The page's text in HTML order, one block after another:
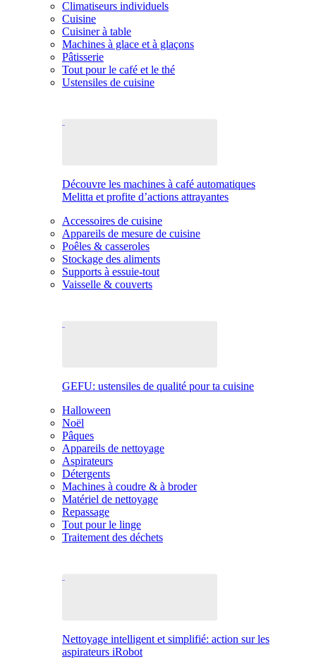
Climatiseurs individuels
Cuisine
Cuisiner à table
Machines à glace et à glaçons
Pâtisserie
Tout pour le café et le thé
Ustensiles de cuisine
Découvre les machines à café automatiques
Melitta et profite d’actions attrayantes
Accessoires de cuisine
Appareils de mesure de cuisine
Poêles & casseroles
Stockage des aliments
Supports à essuie-tout
Vaisselle & couverts
GEFU: ustensiles de qualité pour ta cuisine
Halloween
Noël
Pâques
Appareils de nettoyage
Aspirateurs
Détergents
Machines à coudre & à broder
Matériel de nettoyage
Repassage
Tout pour le linge
Traitement des déchets
Nettoyage intelligent et simplifié: action sur les
aspirateurs iRobot